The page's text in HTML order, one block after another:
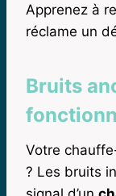
Apprenez à
réclame un
Bruits
Votre
? Les bruits